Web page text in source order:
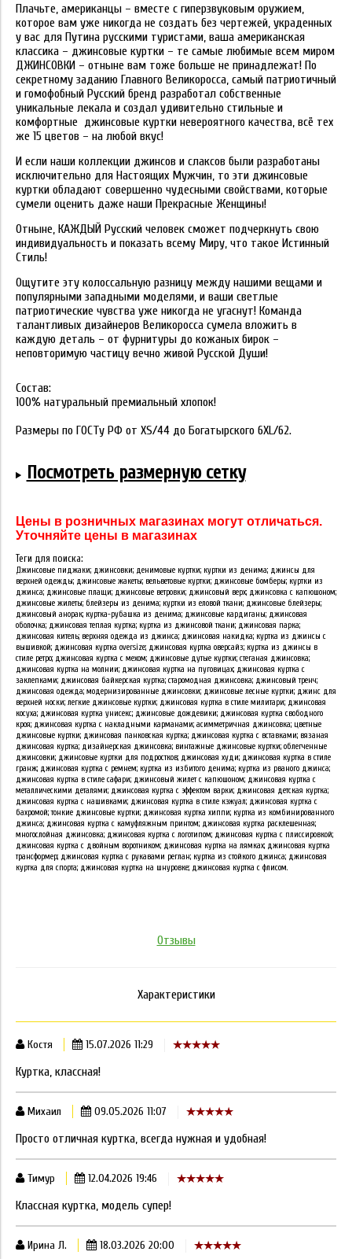
Плачьте, американцы – вместе с гиперзвуковым оружием,
которое вам уже никогда не создать без чертежей, украденных
у вас для Путина русскими туристами, ваша американская
классика – джинсовые куртки – те самые любимые всем миром
ДЖИНСОВКИ – отныне вам тоже больше не принадлежат! По
секретному заданию Главного Великоросса, самый патриотичный
и гомофобный Русский бренд разработал собственные
уникальные лекала и создал удивительно стильные и
комфортные джинсовые куртки невероятного качества, всё тех
же 15 цветов – на любой вкус!
И если наши коллекции джинсов и слаксов были разработаны
исключительно для Настоящих Мужчин, то эти джинсовые
куртки обладают совершенно чудесными свойствами, которые
сумели оценить даже наши Прекрасные Женщины!
Отныне, КАЖДЫЙ Русский человек сможет подчеркнуть свою
индивидуальность и показать всему Миру, что такое Истинный
Стиль!
Ощутите эту колоссальную разницу между нашими вещами и
популярными западными моделями, и ваши светлые
патриотические чувства уже никогда не угаснут! Команда
талантливых дизайнеров Великоросса сумела вложить в
каждую деталь – от фурнитуры до кожаных бирок –
неповторимую частицу вечно живой Русской Души!
Состав:
100% натуральный премиальный хлопок!
Размеры по ГОСТу РФ от XS/44 до Богатырского 6XL/62.
Посмотреть размерную сетку
Цены в розничных магазинах могут отличаться.
Уточняйте цены в магазинах
Теги для поиска:
Джинсовые пиджаки; джинсовки; денимовые куртки; куртки из денима; джинсы для
верхней одежды; джинсовые жакеты; вельветовые куртки; джинсовые бомберы; куртки из
джинса; джинсовые плащи; джинсовые ветровки; джинсовый верх; джинсовка с капюшоном;
джинсовые жилеты; блейзеры из денима; куртки из еловой ткани; джинсовые блейзеры;
джинсовый анорак; куртка-рубашка из денима; джинсовые кардиганы; джинсовая
оболочка; джинсовая теплая куртка; куртка из джинсовой ткани; джинсовая парка;
джинсовая китель; верхняя одежда из джинса; джинсовая накидка; куртка из джинсы с
вышивкой; джинсовая куртка oversize; джинсовая куртка оверсайз; куртка из джинсы в
стиле ретро; джинсовая куртка с мехом; джинсовые дутые куртки; стеганая джинсовка;
джинсовая куртка на молнии; джинсовая куртка на пуговицах; джинсовая куртка с
заклепками; джинсовая байкерская куртка; старомодная джинсовка; джинсовый тренч;
джинсовая одежда; модернизированные джинсовки; джинсовые лесные куртки; джинс для
верхней носки; легкие джинсовые куртки; джинсовая куртка в стиле милитари; джинсовая
косуха; джинсовая куртка унисекс; джинсовые дождевики; джинсовая куртка свободного
кроя; джинсовая куртка с накладными карманами; асимметричная джинсовка; цветные
джинсовые куртки; джинсовая панковская куртка; джинсовая куртка с вставками; вязаная
джинсовая куртка; дизайнерская джинсовка; винтажные джинсовые куртки; облегченные
джинсовки; джинсовые куртки для подростков; джинсовая худи; джинсовая куртка в стиле
гранж; джинсовая куртка с ремнем; куртка из избитого денима; куртка из рваного джинса;
джинсовая куртка в стиле сафари; джинсовый жилет с капюшоном; джинсовая куртка с
металлическими деталями; джинсовая куртка с эффектом варки; джинсовая детская куртка;
джинсовая куртка с нашивками; джинсовая куртка в стиле кэжуал; джинсовая куртка с
бахромой; тонкие джинсовые куртки; джинсовая куртка хиппи; куртка из комбинированного
джинса; джинсовая куртка с камуфляжным принтом; джинсовая куртка расклешенная;
многослойная джинсовка; джинсовая куртка с логотипом; джинсовая куртка с плиссировкой;
джинсовая куртка с двойным воротником; джинсовая куртка на лямках; джинсовая куртка
трансформер; джинсовая куртка с рукавами реглан; куртка из стойкого джинса; джинсовая
куртка для спорта; джинсовая куртка на шнуровке; джинсовая куртка с флисом.
Отзывы
Характеристики
Костя 15.07.2026 11:29
Куртка, классная!
Михаил 09.05.2026 11:07
Просто отличная куртка, всегда нужная и удобная!
Тимур 12.04.2026 19:46
Классная куртка, модель супер!
Ирина Л. 18.03.2026 20:00